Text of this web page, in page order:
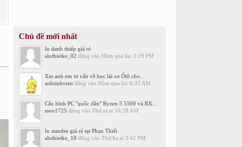
Chủ đề mới nhất
In danh thiếp giá rẻ
alothietke_02 đăng vào Hôm qua lúc 3:29 PM
Xin anh em tư vấn về học lái xe Ôtô cho...
anhsinhvien đăng vào Hôm qua lúc 6:33 AM
Cấu hình PC "quốc dân" Ryzen 5 5500 và RX...
meo1725 đăng vào Thứ tư at 10:28 AM
In standee giá rẻ tại Phan Thiết
alothietke_18 đăng vào Thứ ba at 3:42 PM